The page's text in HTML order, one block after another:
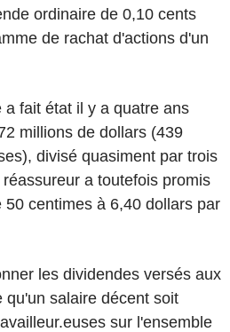
ordinaire de 0,10 cents
de rachat d'actions d'un
fait état il y a quatre ans
millions de dollars (439
divisé quasiment par trois
a toutefois promis
centimes à 6,40 dollars par
les dividendes versés aux
qu'un salaire décent soit
sur l'ensemble